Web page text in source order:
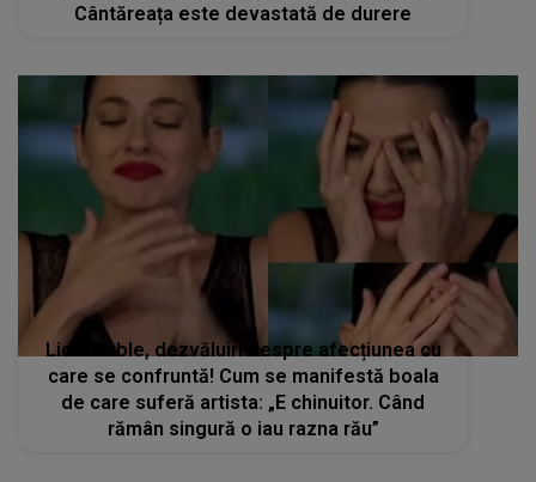
Cântăreața este devastată de durere
Lidia Buble, dezvăluiri despre afecțiunea cu
care se confruntă! Cum se manifestă boala
de care suferă artista: „E chinuitor. Când
rămân singură o iau razna rău”